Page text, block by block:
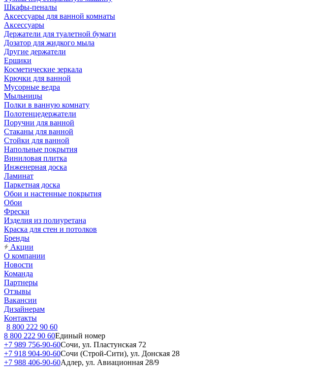
Шкафы-пеналы
Аксессуары для ванной комнаты
Аксессуары
Держатели для туалетной бумаги
Дозатор для жидкого мыла
Другие держатели
Ершики
Косметические зеркала
Крючки для ванной
Мусорные ведра
Мыльницы
Полки в ванную комнату
Полотенцедержатели
Поручни для ванной
Стаканы для ванной
Стойки для ванной
Напольные покрытия
Виниловая плитка
Инженерная доска
Ламинат
Паркетная доска
Обои и настенные покрытия
Обои
Фрески
Изделия из полиуретана
Краска для стен и потолков
Бренды
Акции
О компании
Новости
Команда
Партнеры
Отзывы
Вакансии
Дизайнерам
Контакты
8 800 222 90 60
8 800 222 90 60Единый номер
+7 989 756-90-60Сочи, ул. Пластунская 72
+7 918 904-90-60Сочи (Строй-Сити), ул. Донская 28
+7 988 406-90-60Адлер, ул. Авиационная 28/9